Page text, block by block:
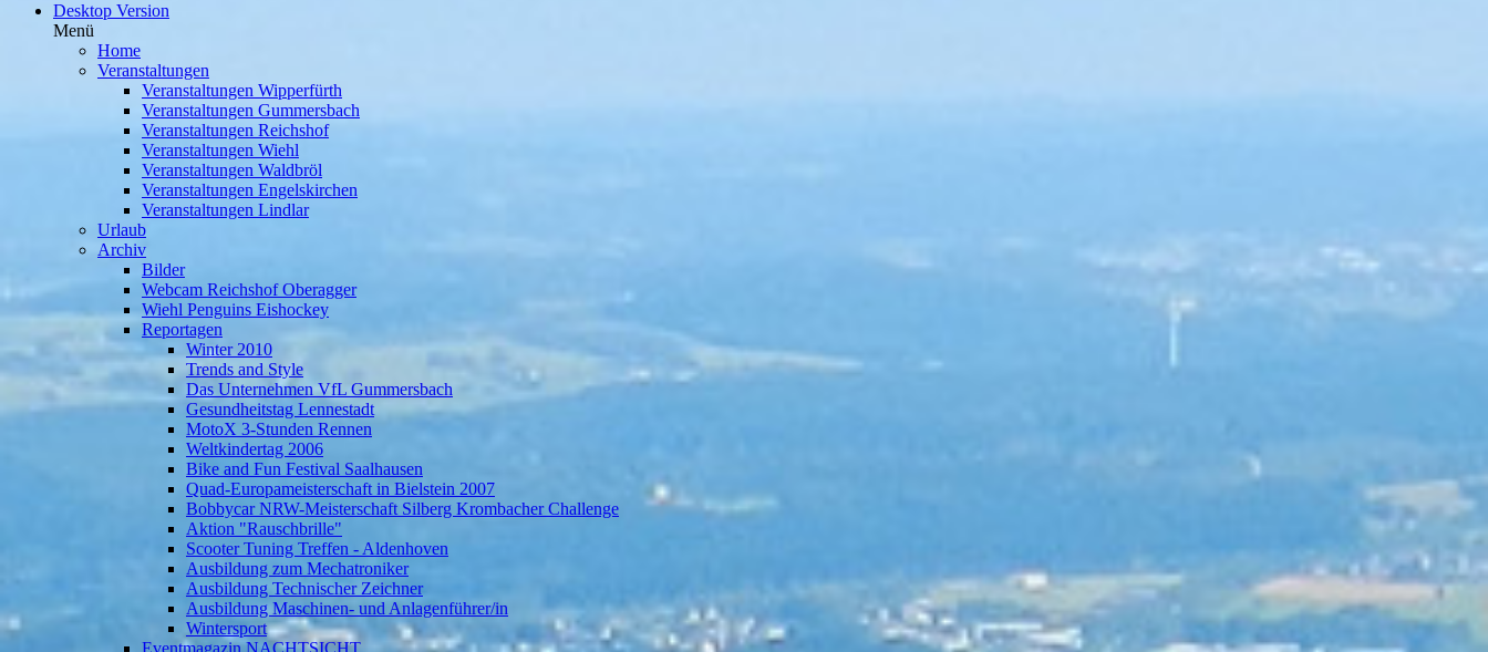
Desktop Version
Menü
Home
Veranstaltungen
Veranstaltungen Wipperfürth
Veranstaltungen Gummersbach
Veranstaltungen Reichshof
Veranstaltungen Wiehl
Veranstaltungen Waldbröl
Veranstaltungen Engelskirchen
Veranstaltungen Lindlar
Urlaub
Archiv
Bilder
Webcam Reichshof Oberagger
Wiehl Penguins Eishockey
Reportagen
Winter 2010
Trends and Style
Das Unternehmen VfL Gummersbach
Gesundheitstag Lennestadt
MotoX 3-Stunden Rennen
Weltkindertag 2006
Bike and Fun Festival Saalhausen
Quad-Europameisterschaft in Bielstein 2007
Bobbycar NRW-Meisterschaft Silberg Krombacher Challenge
Aktion "Rauschbrille"
Scooter Tuning Treffen - Aldenhoven
Ausbildung zum Mechatroniker
Ausbildung Technischer Zeichner
Ausbildung Maschinen- und Anlagenführer/in
Wintersport